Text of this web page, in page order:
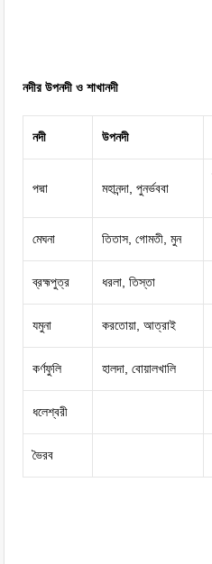
নদীর উপনদী ও শাখানদী
নদী উপনদী
পদ্মা মহানন্দা, পুনর্ভববা
মেঘনা তিতাস, গোমতী, মুন
ব্রহ্মপুত্র ধরলা, তিস্তা
যমুনা করতোয়া, আত্রাই
কর্ণফুলি হালদা, বোয়ালখালি
ধলেশ্বরী
ভৈরব